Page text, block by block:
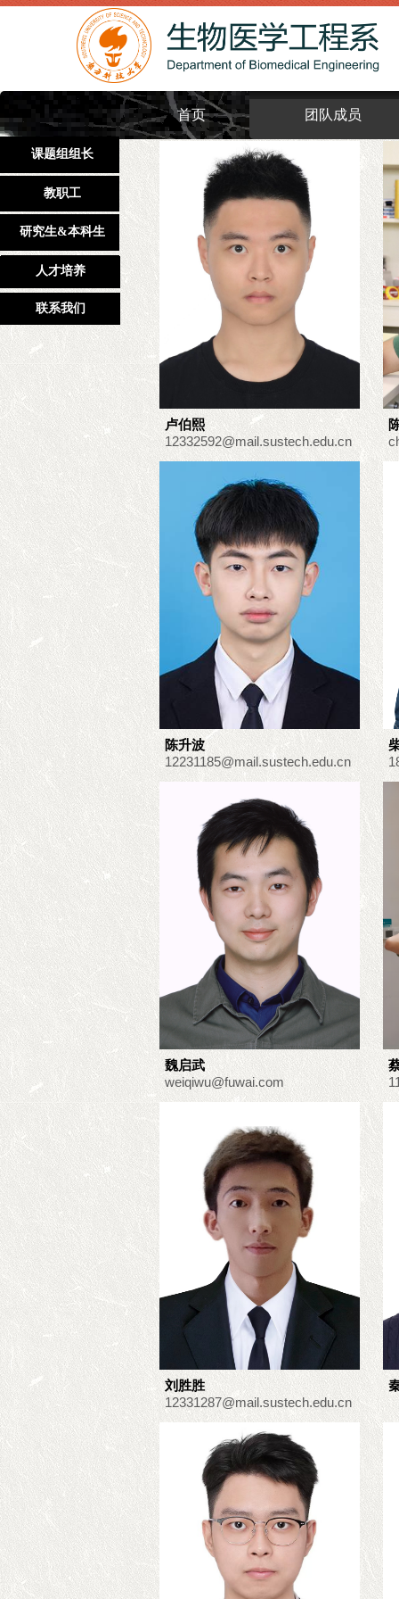
首页 团队成员
课题组组长
教职工
研究生&本科生
卢伯熙
12332592@mail.sustech.edu.cn
陈升波
12231185@mail.sustech.edu.cn
魏启武
weiqiwu@fuwai.com
刘胜胜
12331287@mail.sustech.edu.cn
人才培养
人才培养
联系我们